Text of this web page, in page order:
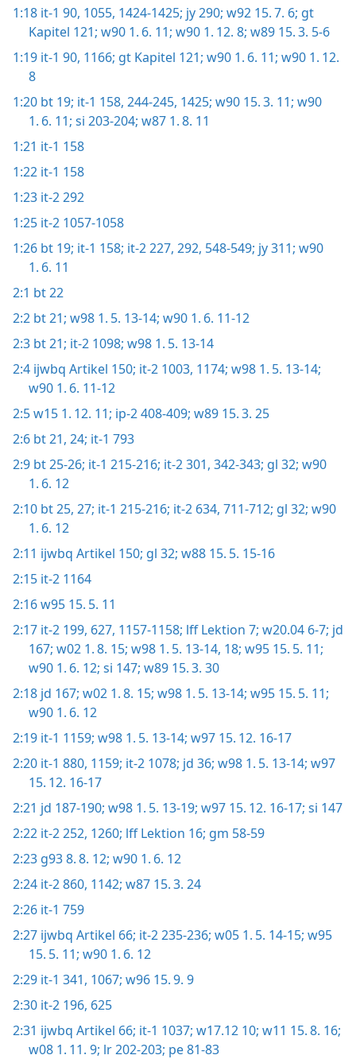
1:18 it-1 90, 1055, 1424-1425; jy 290; w92 15. 7. 6; gt
Kapitel 121; w90 1. 6. 11; w90 1. 12. 8; w89 15. 3. 5-6
1:19 it-1 90, 1166; gt Kapitel 121; w90 1. 6. 11; w90 1. 12.
8
1:20 bt 19; it-1 158, 244-245, 1425; w90 15. 3. 11; w90
1. 6. 11; si 203-204; w87 1. 8. 11
1:21 it-1 158
1:22 it-1 158
1:23 it-2 292
1:25 it-2 1057-1058
1:26 bt 19; it-1 158; it-2 227, 292, 548-549; jy 311; w90
1. 6. 11
2:1 bt 22
2:2 bt 21; w98 1. 5. 13-14; w90 1. 6. 11-12
2:3 bt 21; it-2 1098; w98 1. 5. 13-14
2:4 ijwbq Artikel 150; it-2 1003, 1174; w98 1. 5. 13-14;
w90 1. 6. 11-12
2:5w15 1. 12. 11; ip-2 408-409; w89 15. 3. 25
2:6 bt 21, 24; it-1 793
2:9 bt 25-26; it-1 215-216; it-2 301, 342-343; gl 32; w90
1. 6. 12
2:10 bt 25, 27; it-1 215-216; it-2 634, 711-712; gl 32; w90
1. 6. 12
2:11 ijwbq Artikel 150; gl 32; w88 15. 5. 15-16
2:15 it-2 1164
2:16w95 15. 5. 11
2:17 it-2 199, 627, 1157-1158; lff Lektion 7; w20.04 6-7; jd
167; w02 1. 8. 15; w98 1. 5. 13-14, 18; w95 15. 5. 11;
w90 1. 6. 12; si 147; w89 15. 3. 30
2:18 jd 167; w02 1. 8. 15; w98 1. 5. 13-14; w95 15. 5. 11;
w90 1. 6. 12
2:19 it-1 1159; w98 1. 5. 13-14; w97 15. 12. 16-17
2:20 it-1 880, 1159; it-2 1078; jd 36; w98 1. 5. 13-14; w97
15. 12. 16-17
2:21 jd 187-190; w98 1. 5. 13-19; w97 15. 12. 16-17; si 147
2:22 it-2 252, 1260; lff Lektion 16; gm 58-59
2:23 g93 8. 8. 12; w90 1. 6. 12
2:24 it-2 860, 1142; w87 15. 3. 24
2:26 it-1 759
2:27 ijwbq Artikel 66; it-2 235-236; w05 1. 5. 14-15; w95
15. 5. 11; w90 1. 6. 12
2:29 it-1 341, 1067; w96 15. 9. 9
2:30 it-2 196, 625
2:31 ijwbq Artikel 66; it-1 1037; w17.12 10; w11 15. 8. 16;
w08 1. 11. 9; lr 202-203; pe 81-83